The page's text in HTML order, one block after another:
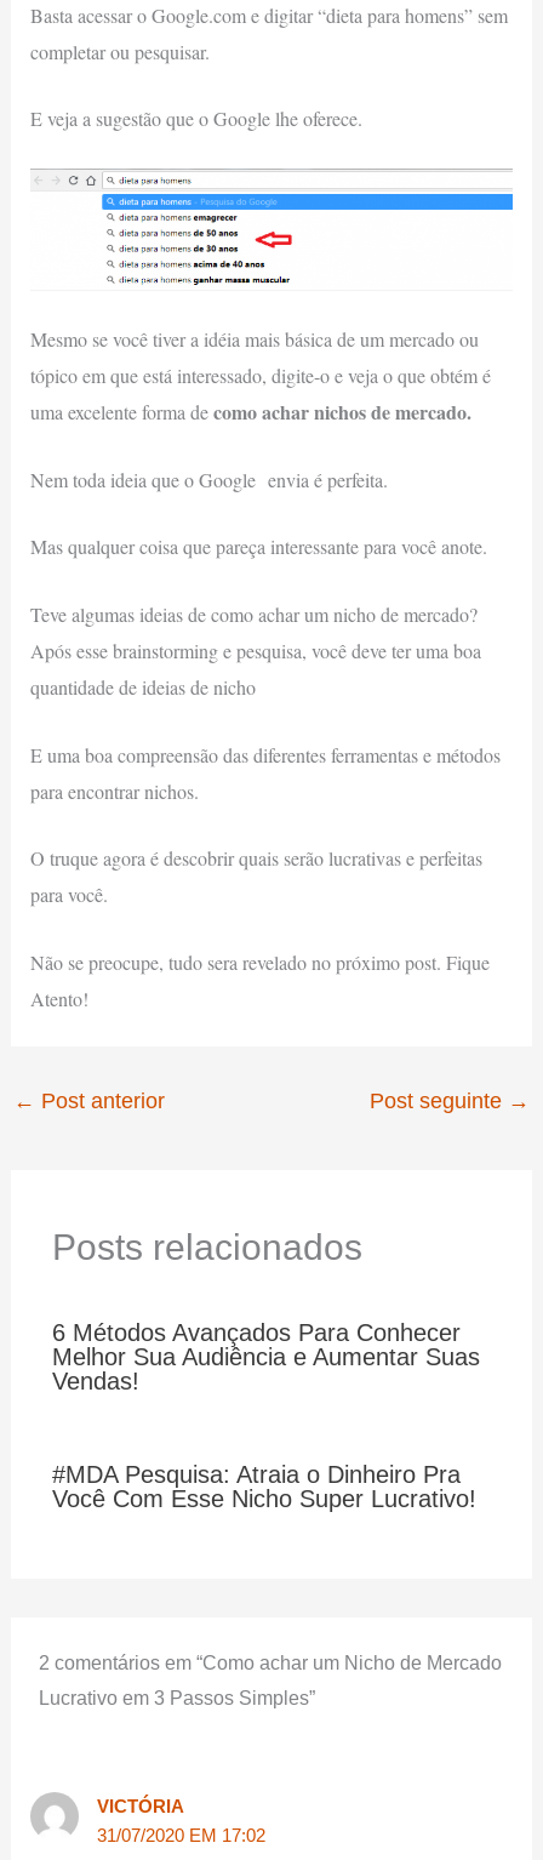
Basta acessar o Google.com e digitar “dieta para homens” sem
completar ou pesquisar.
E veja a sugestão que o Google lhe oferece.
Mesmo se você tiver a idéia mais básica de um mercado ou
tópico em que está interessado, digite-o e veja o que obtém é
uma excelente forma decomo achar nichos de mercado.
Nem toda ideia que o Google envia é perfeita.
Mas qualquer coisa que pareça interessante para você anote.
Teve algumas ideias de como achar um nicho de mercado?
Após esse brainstorming e pesquisa, você deve ter uma boa
quantidade de ideias de nicho
E uma boa compreensão das diferentes ferramentas e métodos
para encontrar nichos.
O truque agora é descobrir quais serão lucrativas e perfeitas
para você.
Não se preocupe, tudo sera revelado no próximo post. Fique
Atento!
← Post anterior Post seguinte →
Posts relacionados
6 Métodos Avançados Para Conhecer
Melhor Sua Audiência e Aumentar Suas
Vendas!
#MDA Pesquisa: Atraia o Dinheiro Pra
Você Com Esse Nicho Super Lucrativo!
2 comentários em “Como achar um Nicho de Mercado
Lucrativo em 3 Passos Simples”
VICTÓRIA
31/07/2020 EM 17:02